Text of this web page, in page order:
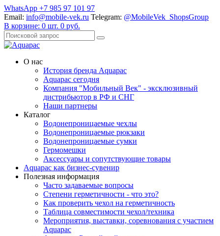
WhatsApp +7 985 97 101 97
Email: info@mobile-vek.ru Telegram: @MobileVek_ShopsGroup
В корзине: 0 шт. 0 руб.
О нас
История бренда Aquapac
Aquapac cегодня
Компания "Мобильный Век" - эксклюзивный
дистрибьютор в РФ и СНГ
Наши партнеры
Каталог
Водонепроницаемые чехлы
Водонепроницаемые рюкзаки
Водонепроницаемые сумки
Гермомешки
Аксессуары и сопутствующие товары
Aquapac как бизнес-сувенир
Полезная информация
Часто задаваемые вопросы
Степени герметичности - что это?
Как проверить чехол на герметичность
Таблица совместимости чехол/техника
Мероприятия, выставки, соревнования с участием
Aquapac